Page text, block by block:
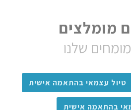
מומלצים
שלנו
טיול עצמאי בהתאמה אישית
בהתאמה אישית